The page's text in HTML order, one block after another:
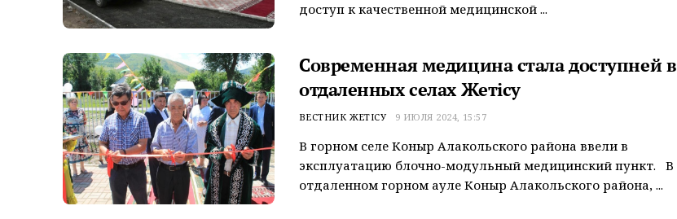
доступ к качественной медицинской ...
Современная медицина стала доступней в
отдаленных селах Жетісу
ВЕСТНИК ЖЕТІСУ 9 ИЮЛЯ 2024, 15:57
В горном селе Коныр Алакольского района ввели в
эксплуатацию блочно-модульный медицинский пункт. В
отдаленном горном ауле Коныр Алакольского района, ...